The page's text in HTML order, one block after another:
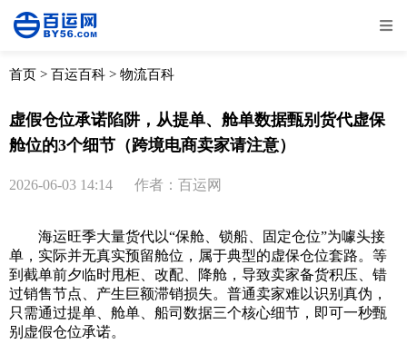
全部 物流资讯
取消 确定
首页 > 百运百科 > 物流百科
虚假仓位承诺陷阱，从提单、舱单数据甄别货代虚保
舱位的3个细节（跨境电商卖家请注意）
2026-06-03 14:14 作者：百运网
海运旺季大量货代以“保舱、锁船、固定仓位”为噱头接
单，实际并无真实预留舱位，属于典型的虚保仓位套路。等
到截单前夕临时甩柜、改配、降舱，导致卖家备货积压、错
过销售节点、产生巨额滞销损失。普通卖家难以识别真伪，
只需通过提单、舱单、船司数据三个核心细节，即可一秒甄
别虚假仓位承诺。